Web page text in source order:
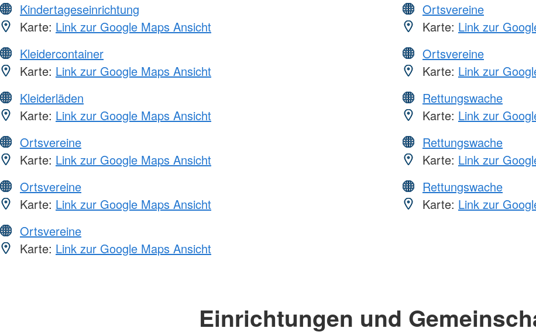
Kindertageseinrichtung
Karte: Link zur Google Maps Ansicht
Kleidercontainer
Karte: Link zur Google Maps Ansicht
Kleiderläden
Karte: Link zur Google Maps Ansicht
Ortsvereine
Karte: Link zur Google Maps Ansicht
Ortsvereine
Karte: Link zur Google Maps Ansicht
Ortsvereine
Karte: Link zur Google Maps Ansicht
Ortsvereine
Karte: Link zur
Ortsvereine
Karte: Link zur
Rettungswache
Karte: Link zur
Rettungswache
Karte: Link zur
Rettungswache
Karte: Link zur
Einrichtungen und